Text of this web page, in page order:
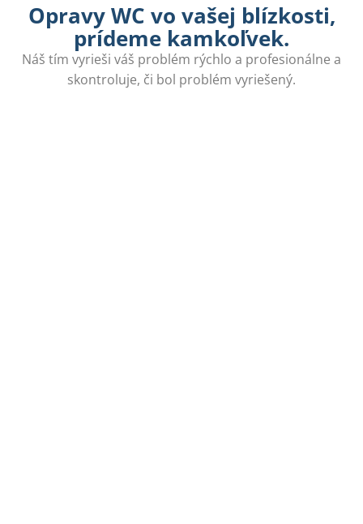
Opravy WC vo vašej blízkosti,
prídeme kamkoľvek.
Náš tím vyrieši váš problém rýchlo a profesionálne a
skontroluje, či bol problém vyriešený.